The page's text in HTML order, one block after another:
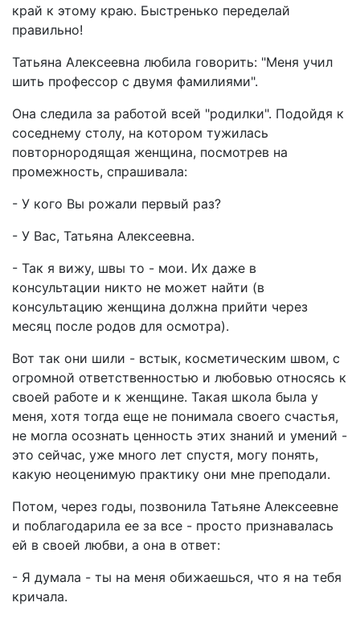
край к этому краю. Быстренько переделай
правильно!
Татьяна Алексеевна любила говорить: "Меня учил
шить профессор с двумя фамилиями".
Она следила за работой всей "родилки". Подойдя к
соседнему столу, на котором тужилась
повторнородящая женщина, посмотрев на
промежность, спрашивала:
- У кого Вы рожали первый раз?
- У Вас, Татьяна Алексеевна.
- Так я вижу, швы то - мои. Их даже в
консультации никто не может найти (в
консультацию женщина должна прийти через
месяц после родов для осмотра).
Вот так они шили - встык, косметическим швом, с
огромной ответственностью и любовью относясь к
своей работе и к женщине. Такая школа была у
меня, хотя тогда еще не понимала своего счастья,
не могла осознать ценность этих знаний и умений -
это сейчас, уже много лет спустя, могу понять,
какую неоценимую практику они мне преподали.
Потом, через годы, позвонила Татьяне Алексеевне
и поблагодарила ее за все - просто признавалась
ей в своей любви, а она в ответ:
- Я думала - ты на меня обижаешься, что я на тебя
кричала.